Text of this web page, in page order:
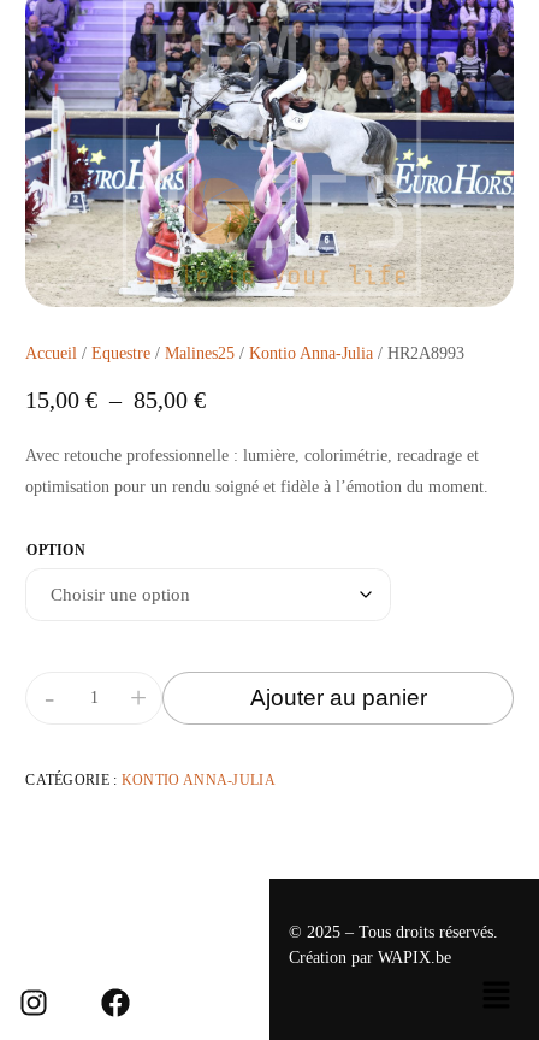
Accueil /Equestre /Malines25 /Kontio Anna-Julia / HR2A8993
15,00€ – 85,00€
Avec retouche professionnelle : lumière, colorimétrie, recadrage et
optimisation pour un rendu soigné et fidèle à l’émotion du moment.
OPTION
+
- Ajouter au panier
CATÉGORIE : KONTIO ANNA-JULIA
© 2025 – Tous droits réservés.
Création par WAPIX.be